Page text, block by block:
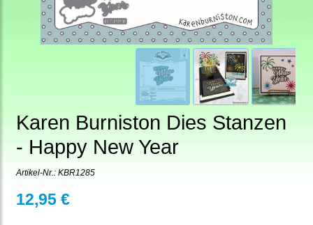
Karen Burniston Dies Stanzen
- Happy New Year
Artikel-Nr.: KBR1285
12,95 €